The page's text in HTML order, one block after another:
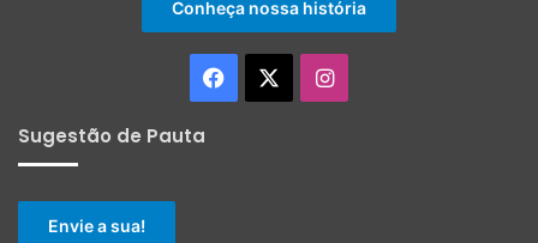
Conheça nossa história
Facebook Instagram
Sugestão de Pauta
Envie a sua!